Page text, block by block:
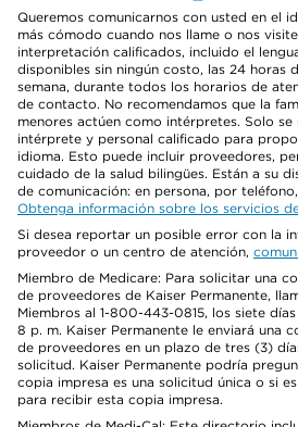
Queremos comunicarnos con usted en el
más cómodo cuando nos llame o nos
interpretación calificados, incluido el
disponibles sin ningún costo, las 24 horas
semana, durante todos los horarios de
de contacto. No recomendamos que la
menores actúen como intérpretes. Solo se
intérprete y personal calificado para
idioma. Esto puede incluir proveedores,
cuidado de la salud bilingües. Están a su
de comunicación: en persona, por
Obtenga información sobre los servicios
Si desea reportar un posible error con la
proveedor o un centro de atención,
Miembro de Medicare: Para solicitar una
de proveedores de Kaiser Permanente,
Miembros al 1-800-443-0815, los siete
8 p. m. Kaiser Permanente le enviará una
de proveedores en un plazo de tres (3)
solicitud. Kaiser Permanente podría
copia impresa es una solicitud única o si
para recibir esta copia impresa.